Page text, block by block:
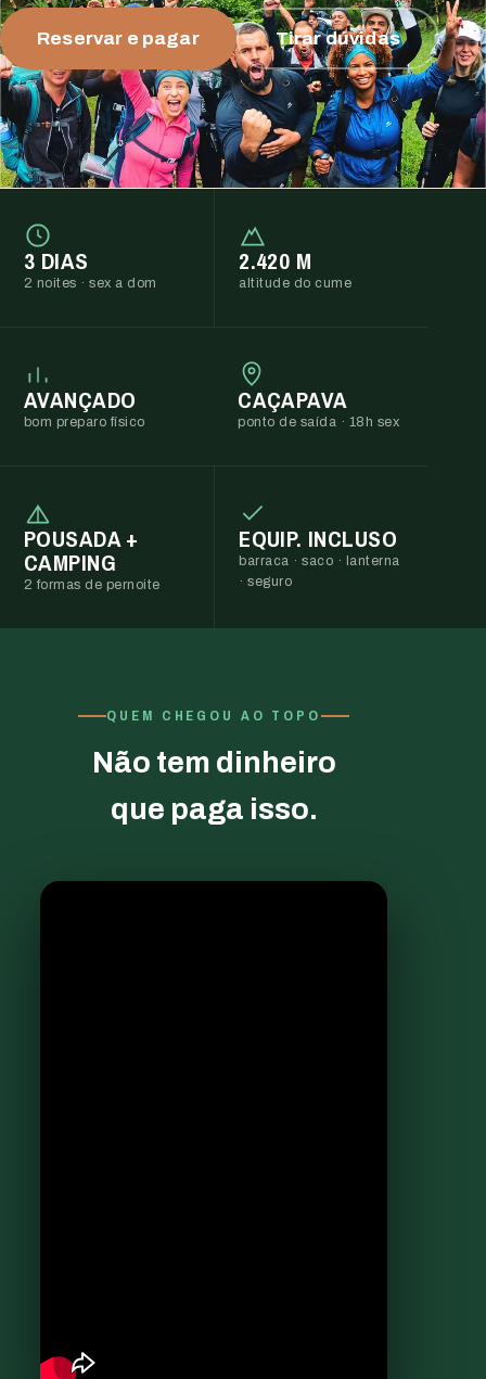
Reservar e pagar Tirar dúvidas
3 DIAS
2 noites · sex a dom
2.420 M
altitude do cume
AVANÇADO
bom preparo físico
CAÇAPAVA
ponto de saída · 18h sex
POUSADA +
CAMPING
2 formas de pernoite
EQUIP. INCLUSO
barraca · saco · lanterna
· seguro
QUEM CHEGOU AO TOPO
Não tem dinheiro
que paga isso.